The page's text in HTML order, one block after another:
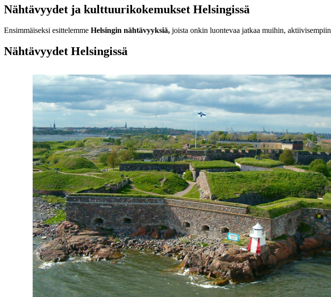
Nähtävyydet ja kulttuurikokemukset Helsingissä
Ensimmäiseksi esittelemme Helsingin nähtävyyksiä, joista onkin luontevaa jatkaa muihin, aktiivisempiin
Nähtävyydet Helsingissä